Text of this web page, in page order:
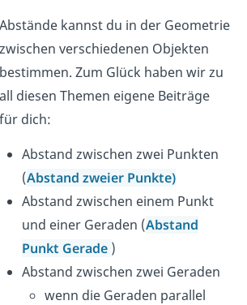
Abstände kannst du in der Geometrie
zwischen verschiedenen Objekten
bestimmen. Zum Glück haben wir zu
all diesen Themen eigene Beiträge
für dich:
Abstand zwischen zwei Punkten
(Abstand zweier Punkte)
Abstand zwischen einem Punkt
und einer Geraden (Abstand
Punkt Gerade )
Abstand zwischen zwei Geraden
wenn die Geraden parallel